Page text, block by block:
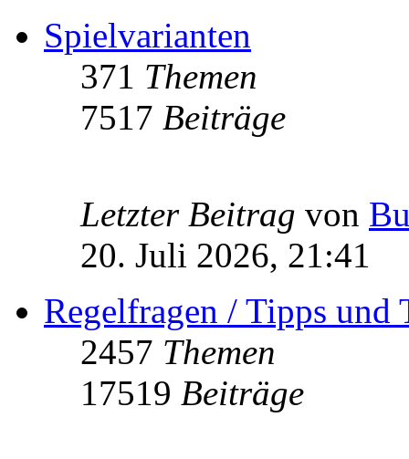
Spielvarianten
371 Themen
7517 Beiträge
Letzter Beitrag von
20. Juli 2026, 21:41
Regelfragen / Tipps und
2457 Themen
17519 Beiträge